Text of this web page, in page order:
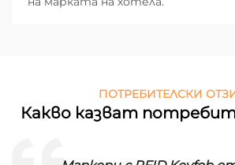
ПОТРЕБИТЕЛСКИ
Какво казват